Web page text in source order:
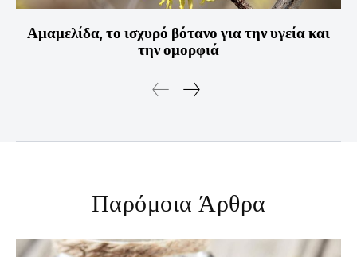
Αμαμελίδα, το ισχυρό βότανο για την υγεία και
την ομορφιά
Παρόμοια Άρθρα